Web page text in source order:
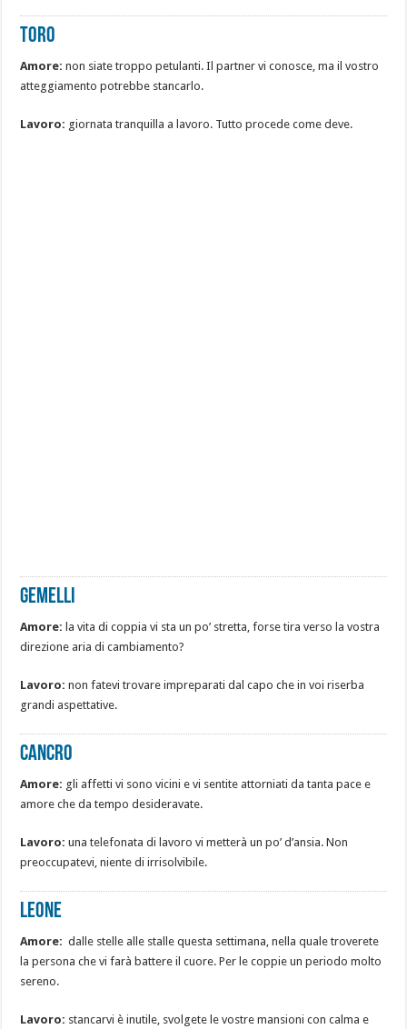
Toro
Amore: non siate troppo petulanti. Il partner vi conosce, ma il vostro
atteggiamento potrebbe stancarlo.
Lavoro: giornata tranquilla a lavoro. Tutto procede come deve.
Gemelli
Amore: la vita di coppia vi sta un po’ stretta, forse tira verso la vostra
direzione aria di cambiamento?
Lavoro: non fatevi trovare impreparati dal capo che in voi riserba
grandi aspettative.
Cancro
Amore: gli affetti vi sono vicini e vi sentite attorniati da tanta pace e
amore che da tempo desideravate.
Lavoro: una telefonata di lavoro vi metterà un po’ d’ansia. Non
preoccupatevi, niente di irrisolvibile.
Leone
Amore: dalle stelle alle stalle questa settimana, nella quale troverete
la persona che vi farà battere il cuore. Per le coppie un periodo molto
sereno.
Lavoro: stancarvi è inutile, svolgete le vostre mansioni con calma e